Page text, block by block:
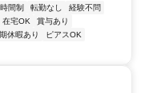
間制 転勤なし
経験不問
在宅OK
賞与あり
休暇あり
ピアスOK